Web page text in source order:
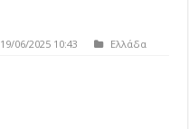
19/06/2025 10:43 Ελλάδα